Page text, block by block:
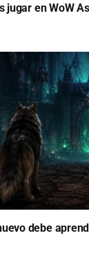
jugar en WoW
debe